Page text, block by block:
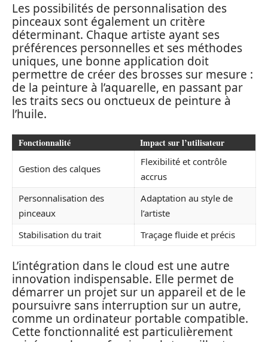
Les possibilités de personnalisation des
pinceaux sont également un critère
déterminant. Chaque artiste ayant ses
préférences personnelles et ses méthodes
uniques, une bonne application doit
permettre de créer des brosses sur mesure :
de la peinture à l’aquarelle, en passant par
les traits secs ou onctueux de peinture à
l’huile.
Fonctionnalité Impact sur l’utilisateur
Gestion des calques
Flexibilité et contrôle
accrus
Personnalisation des
pinceaux
Adaptation au style de
l’artiste
Stabilisation du trait
Traçage fluide et précis
L’intégration dans le cloud est une autre
innovation indispensable. Elle permet de
démarrer un projet sur un appareil et de le
poursuivre sans interruption sur un autre,
comme un ordinateur portable compatible.
Cette fonctionnalité est particulièrement